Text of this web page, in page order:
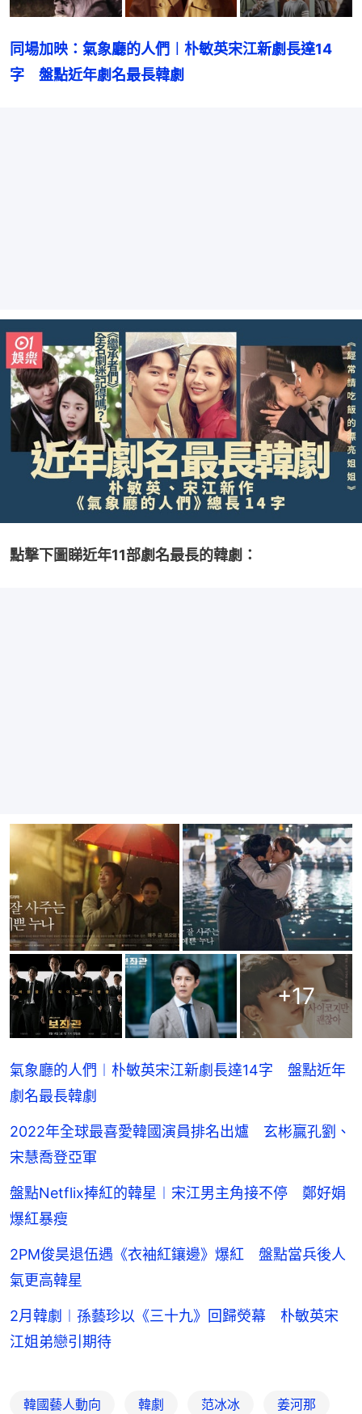
同場加映：氣象廳的人們︱朴敏英宋江新劇長達14
字　盤點近年劇名最長韓劇
點撃下圖睇近年11部劇名最長的韓劇：
+17
氣象廳的人們︱朴敏英宋江新劇長達14字 盤點近年
劇名最長韓劇
2022年全球最喜愛韓國演員排名出爐 玄彬贏孔劉、
宋慧喬登亞軍
盤點Netflix捧紅的韓星︱宋江男主角接不停 鄭好娟
爆紅暴瘦
2PM俊昊退伍遇《衣袖紅鑲邊》爆紅 盤點當兵後人
氣更高韓星
2月韓劇︱孫藝珍以《三十九》回歸熒幕 朴敏英宋
江姐弟戀引期待
韓國藝人動向 韓劇 范冰冰 姜河那